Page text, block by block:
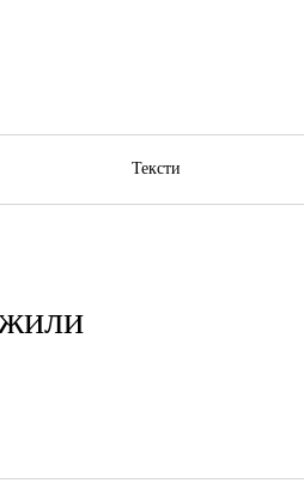
Тексти